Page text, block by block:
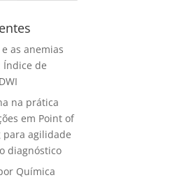
as anemias
Índice de
na prática
em Point of
para agilidade
diagnóstico
Química